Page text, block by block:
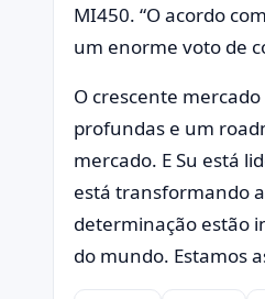
MI450. “O acordo
um enorme voto de
O crescente
profundas e um
mercado. E Su está
está transformando
determinação estão
do mundo. Estamos